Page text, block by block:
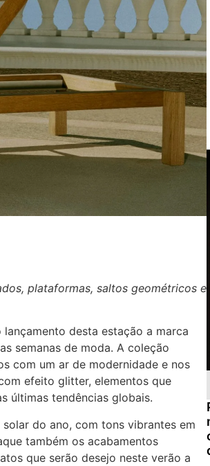
plataformas, saltos geométricos e
desta estação a marca
semanas de moda. A coleção
com um ar de modernidade e nos
efeito glitter, elementos que
últimas tendências globais.
do ano, com tons vibrantes em
também os acabamentos
que serão desejo neste verão a